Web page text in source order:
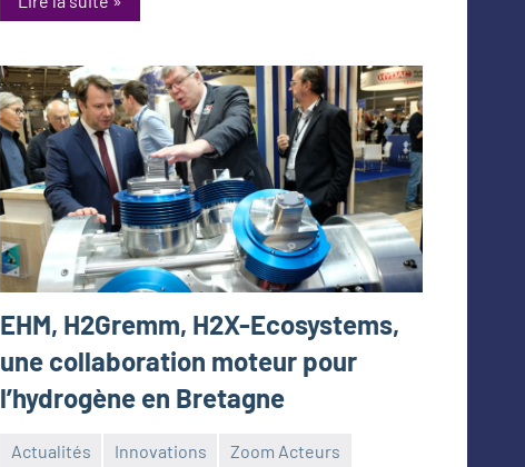
EHM, H2Gremm, H2X-Ecosystems,
une collaboration moteur pour
l’hydrogène en Bretagne
Actualités Innovations Zoom Acteurs